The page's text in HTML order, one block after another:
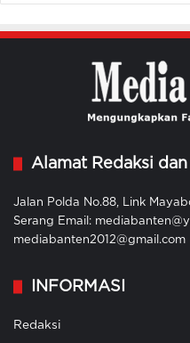
Alamat Redaksi dan
Jalan Polda No.88, Link
Serang Email:
mediabanten2012@gmail.com
INFORMASI
Redaksi